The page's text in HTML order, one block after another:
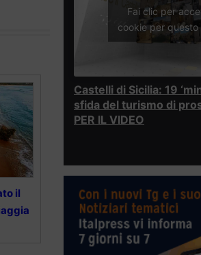
il
Fai clic per
cookie per questo
Castelli di Sicilia: 19
sfida del turismo di
PER IL VIDEO